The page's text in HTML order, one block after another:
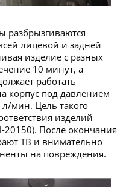
разбрызгиваются
лицевой и задней
изделие с разных
10 минут, а
работать
корпус под давлением
мин. Цель такого
изделий
20150). После окончания
ТВ и внимательно
на повреждения.